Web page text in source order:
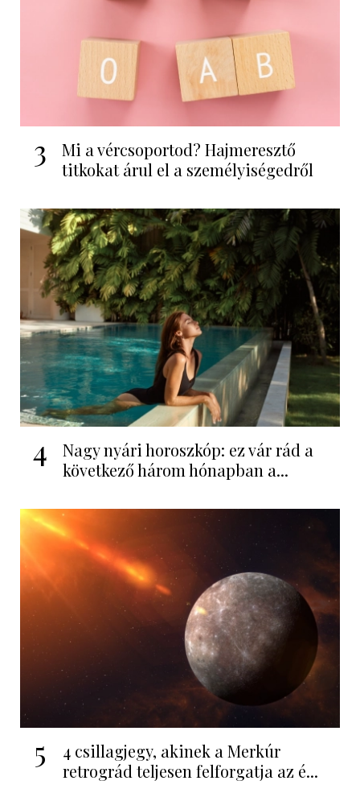
3
Mi a vércsoportod? Hajmeresztő
titkokat árul el a személyiségedről
4
Nagy nyári horoszkóp: ez vár rád a
következő három hónapban a...
5
4 csillagjegy, akinek a Merkúr
retrográd teljesen felforgatja az é...